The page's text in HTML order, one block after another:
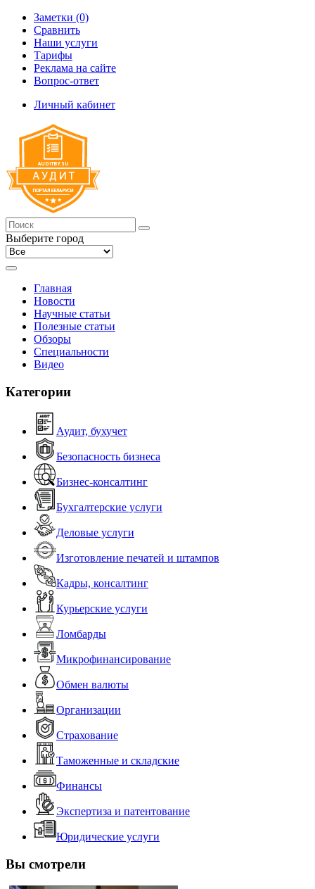
Заметки (0)
Сравнить
Наши услуги
Тарифы
Реклама на сайте
Вопрос-ответ
Личный кабинет
Выберите город
Главная
Новости
Научные статьи
Полезные статьи
Обзоры
Специальности
Видео
Категории
Аудит, бухучет
Безопасность бизнеса
Бизнес-консалтинг
Бухгалтерские услуги
Деловые услуги
Изготовление печатей и штампов
Кадры, консалтинг
Курьерские услуги
Ломбарды
Микрофинансирование
Обмен валюты
Организации
Страхование
Таможенные и складские
Финансы
Экспертиза и патентование
Юридические услуги
Вы смотрели